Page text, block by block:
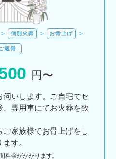
個別火葬 お骨上げ
返骨
円〜
いします。ご自宅でセ
、専用車にてお火葬を致
家族様でお骨上げをし
す。
料金がかかります。